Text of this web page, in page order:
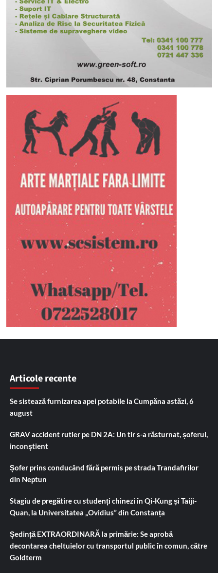
Articole recente
Se sistează furnizarea apei potabile la Cumpăna astăzi, 6
august
GRAV accident rutier pe DN 2A: Un tir s-a răsturnat, șoferul,
inconștient
Șofer prins conducând fără permis pe strada Trandafirilor
din Neptun
Stagiu de pregătire cu studenți chinezi în Qi-Kung și Taiji-
Quan, la Universitatea „Ovidius” din Constanța
Ședință EXTRAORDINARĂ la primărie: Se aprobă
decontarea cheltuielor cu transportul public în comun, către
Goldterm